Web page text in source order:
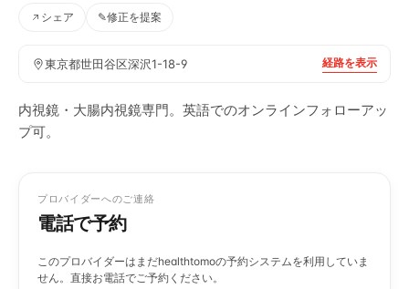
シェア ✎修正を提案
東京都世田谷区深沢1-18-9 経路を表示
内視鏡・大腸内視鏡専門。英語でのオンラインフォローアッ
プ可。
プロバイダーへのご連絡
電話で予約
このプロバイダーはまだhealthtomoの予約システムを利用していま
せん。直接お電話でご予約ください。